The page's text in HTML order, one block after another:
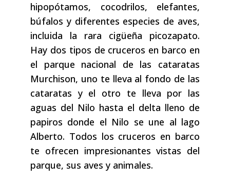
hipopótamos, cocodrilos, elefantes,
búfalos y diferentes especies de aves,
incluida la rara cigüeña picozapato.
Hay dos tipos de cruceros en barco en
el parque nacional de las cataratas
Murchison, uno te lleva al fondo de las
cataratas y el otro te lleva por las
aguas del Nilo hasta el delta lleno de
papiros donde el Nilo se une al lago
Alberto. Todos los cruceros en barco
te ofrecen impresionantes vistas del
parque, sus aves y animales.